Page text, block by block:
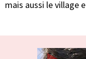
mais aussi le village